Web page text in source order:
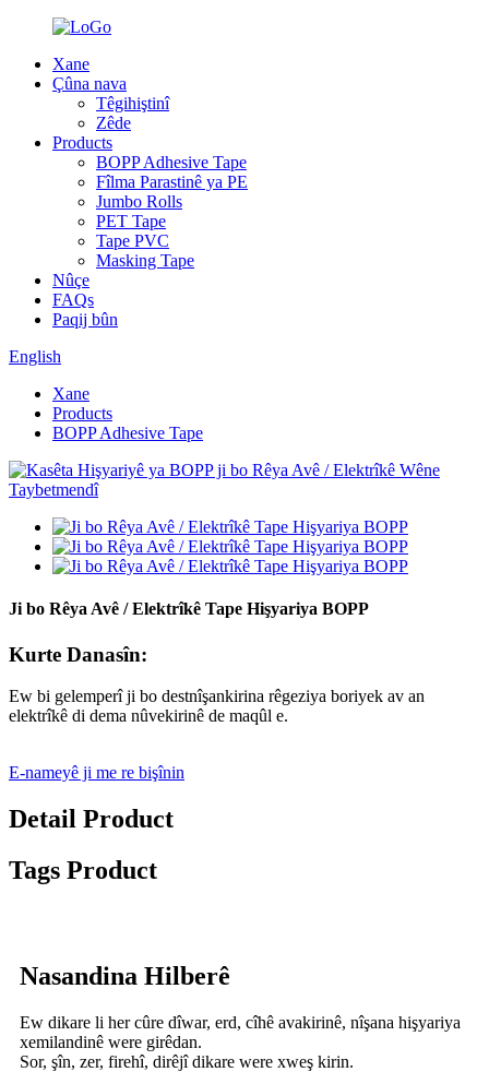
Xane
Çûna nava
Têgihiştinî
Zêde
Products
BOPP Adhesive Tape
Fîlma Parastinê ya PE
Jumbo Rolls
PET Tape
Tape PVC
Masking Tape
Nûçe
FAQs
Paqij bûn
English
Xane
Products
BOPP Adhesive Tape
Ji bo Rêya Avê / Elektrîkê Tape Hişyariya BOPP
Kurte Danasîn:
Ew bi gelemperî ji bo destnîşankirina rêgeziya boriyek av an
elektrîkê di dema nûvekirinê de maqûl e.
E-nameyê ji me re bişînin
Detail Product
Tags Product
Nasandina Hilberê
Ew dikare li her cûre dîwar, erd, cîhê avakirinê, nîşana hişyariya
xemilandinê were girêdan.
Sor, şîn, zer, firehî, dirêjî dikare were xweş kirin.